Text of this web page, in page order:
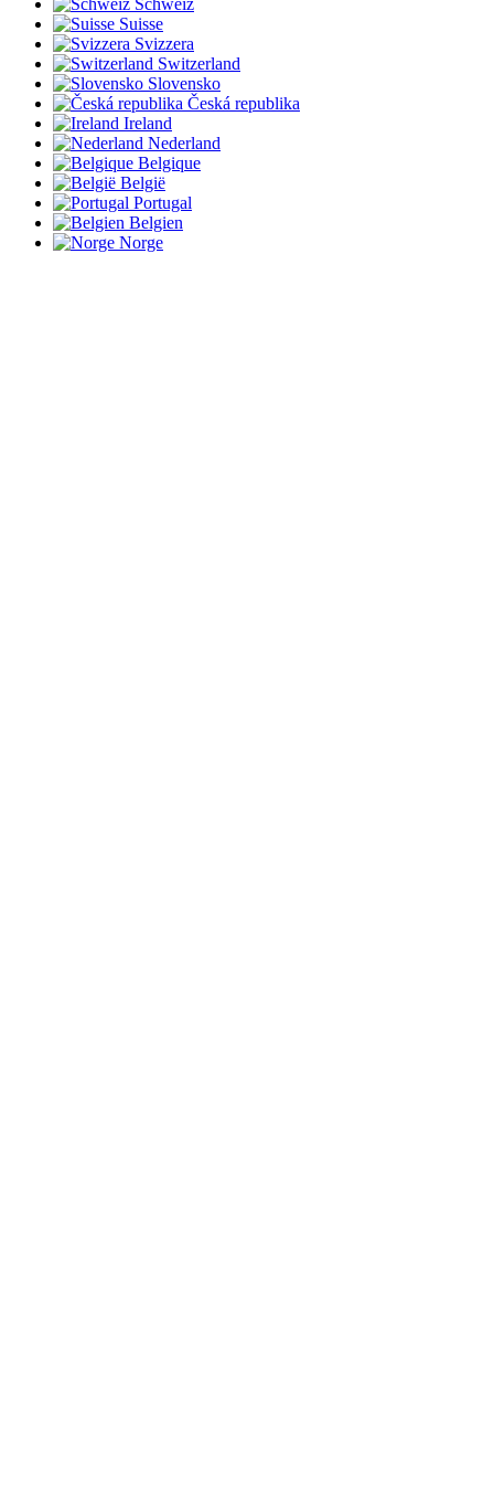
Schweiz
Suisse
Svizzera
Switzerland
Slovensko
Česká republika
Ireland
Nederland
Belgique
België
Portugal
Belgien
Norge